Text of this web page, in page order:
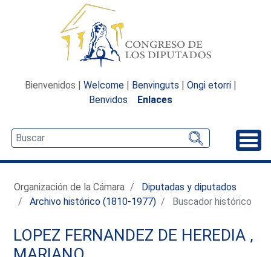
Bienvenidos | Welcome | Benvinguts | Ongi etorri |
Benvidos
Enlaces
Organización de la Cámara
Diputadas y diputados
Archivo histórico (1810-1977)
Buscador histórico
LOPEZ FERNANDEZ DE HEREDIA ,